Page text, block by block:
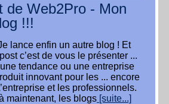
de Web2Pro - Mon
!!!
lance enfin un autre blog ! Et
c’est de vous le présenter ...
tendance ou une entreprise
innovant pour les ... encore
et les professionnels.
maintenant, les blogs [suite...]